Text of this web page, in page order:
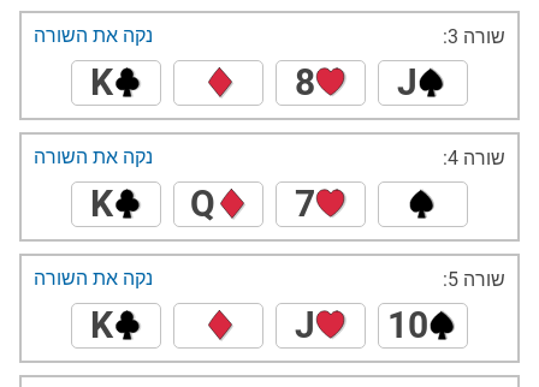
שורה 3:
J
8
K
נקה את השורה
שורה 4:
7
Q
K
נקה את השורה
שורה 5:
10
J
K
נקה את השורה